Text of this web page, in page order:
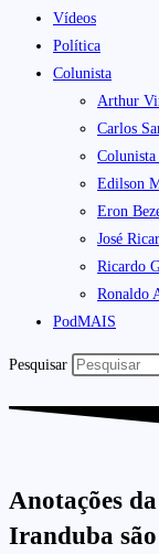
Vídeos
Política
Colunista
Arthur
Carlos
Edilson
Eron
José
Ricardo
Ronaldo
PodMAIS
Pesquisar
Anotações
Iranduba